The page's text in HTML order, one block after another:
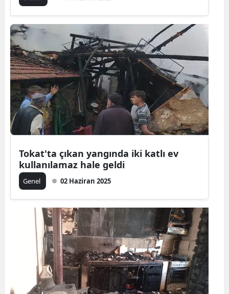
Manisa
Kahramanmaraş
Mardin
Muğla
Muş
Nevşehir
Samsun
Siirt
Sinop
Sivas
Tokat'ta çıkan yangında iki katlı ev
kullanılamaz hale geldi
Genel 02 Haziran 2025